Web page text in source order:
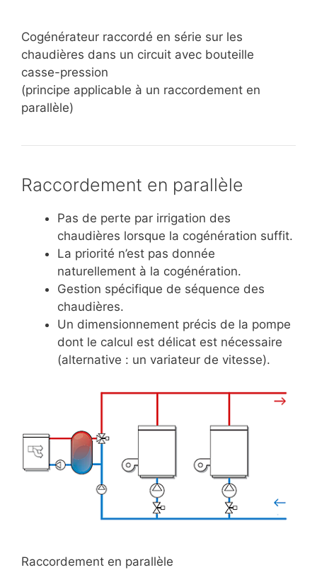
Cogénérateur raccordé en série sur les
chaudières dans un circuit avec bouteille
casse-pression
(principe applicable à un raccordement en
parallèle)
Raccordement en parallèle
Pas de perte par irrigation des
chaudières lorsque la cogénération suffit.
La priorité n’est pas donnée
naturellement à la cogénération.
Gestion spécifique de séquence des
chaudières.
Un dimensionnement précis de la pompe
dont le calcul est délicat est nécessaire
(alternative : un variateur de vitesse).
Raccordement en parallèle